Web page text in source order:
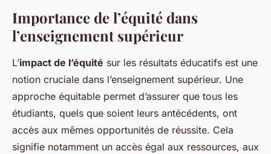
Importance de l’équité dans
l’enseignement supérieur
L’impact de l’équité sur les résultats éducatifs est une
notion cruciale dans l’enseignement supérieur. Une
approche équitable permet d’assurer que tous les
étudiants, quels que soient leurs antécédents, ont
accès aux mêmes opportunités de réussite. Cela
signifie notamment un accès égal aux ressources, aux